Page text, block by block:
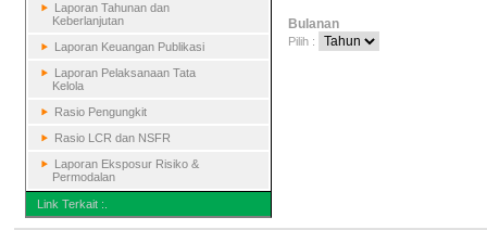
Laporan Tahunan dan
Keberlanjutan
Laporan Keuangan Publikasi
Laporan Pelaksanaan Tata
Kelola
Rasio Pengungkit
Rasio LCR dan NSFR
Laporan Eksposur Risiko &
Permodalan
Link Terkait :.
Bulanan
Pilih :